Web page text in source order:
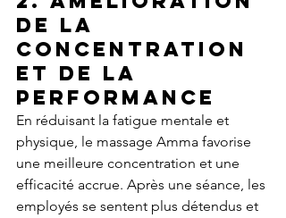
de la
concentration
et de la
performance
En réduisant la fatigue mentale et
physique, le massage Amma favorise
une meilleure concentration et une
efficacité accrue. Après une séance, les
employés se sentent plus détendus et